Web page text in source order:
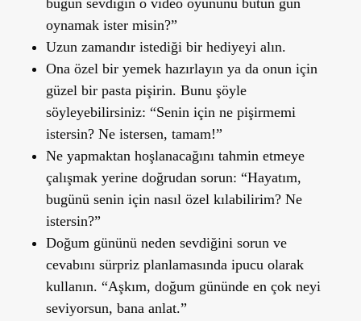
bugün sevdiğin o video oyununu bütün gün
oynamak ister misin?”
Uzun zamandır istediği bir hediyeyi alın.
Ona özel bir yemek hazırlayın ya da onun için
güzel bir pasta pişirin. Bunu şöyle
söyleyebilirsiniz: “Senin için ne pişirmemi
istersin? Ne istersen, tamam!”
Ne yapmaktan hoşlanacağını tahmin etmeye
çalışmak yerine doğrudan sorun: “Hayatım,
bugünü senin için nasıl özel kılabilirim? Ne
istersin?”
Doğum gününü neden sevdiğini sorun ve
cevabını sürpriz planlamasında ipucu olarak
kullanın. “Aşkım, doğum gününde en çok neyi
seviyorsun, bana anlat.”